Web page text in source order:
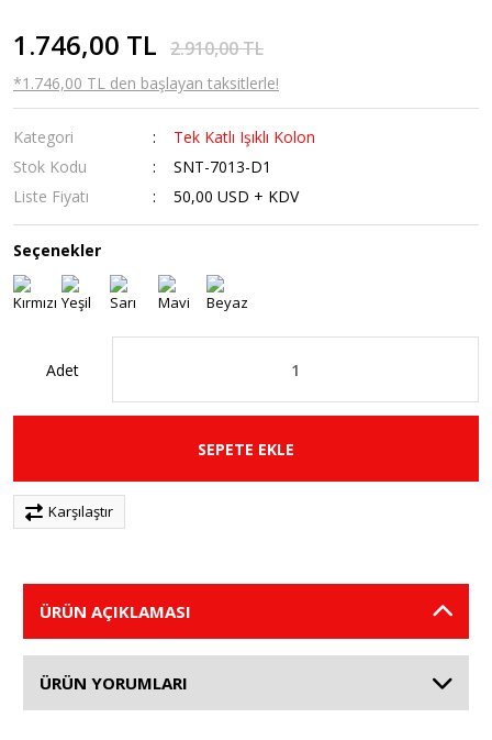
1.746,00 TL 2.910,00 TL
*1.746,00 TL den başlayan taksitlerle!
Kategori
Tek Katlı Işıklı Kolon
Stok Kodu
SNT-7013-D1
Liste Fiyatı
50,00 USD + KDV
Seçenekler
Adet
SEPETE EKLE
Karşılaştır
ÜRÜN AÇIKLAMASI
ÜRÜN YORUMLARI